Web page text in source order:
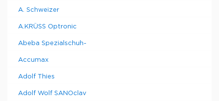
A. Schweizer
A.KRÜSS Optronic
Abeba Spezialschuh-
Accumax
Adolf Thies
Adolf Wolf SANOclav